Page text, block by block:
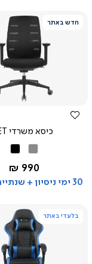
חדש באתר
צפייה
מהירה
כיסא משרדי JET
החל מ-
990 ₪
30 ימי ניסיון + שנתיים אחריות
בלעדי באתר